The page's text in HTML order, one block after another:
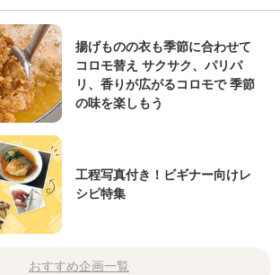
揚げものの衣も季節に合わせて
コロモ替え サクサク、パリパ
リ、香りが広がるコロモで 季節
の味を楽しもう
工程写真付き！ビギナー向けレ
シピ特集
おすすめ企画一覧